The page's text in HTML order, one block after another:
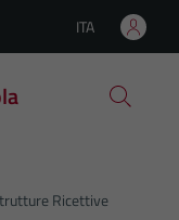
Lingua attiva:
ITA
Ricettive